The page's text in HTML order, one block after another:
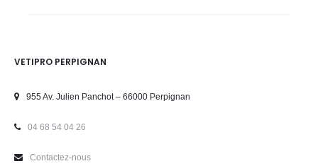
VETIPRO PERPIGNAN
955 Av. Julien Panchot – 66000 Perpignan
04 68 54 04 26
Contactez-nous